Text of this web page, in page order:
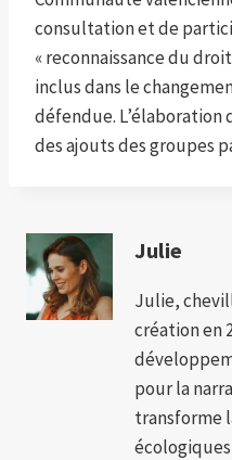
consultation et de
« reconnaissance du droit
inclus dans le
défendue.
des ajouts des groupes
Julie
Julie,
création en
pour la
transforme